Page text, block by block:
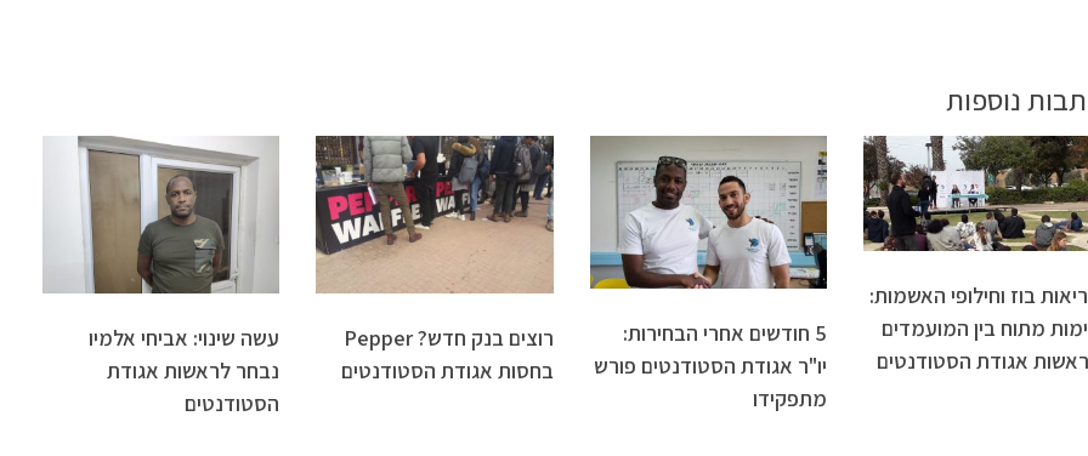
נוספות
בוז וחילופי האשמות:
מתוח בין המועמדים
אגודת הסטודנטים
5 חודשים אחרי הבחירות:
יו"ר אגודת הסטודנטים פורש
מתפקידו
רוצים בנק חדש? Pepper
בחסות אגודת הסטודנטים
עשה שינוי: אביחי אלמיו
נבחר לראשות אגודת
הסטודנטים